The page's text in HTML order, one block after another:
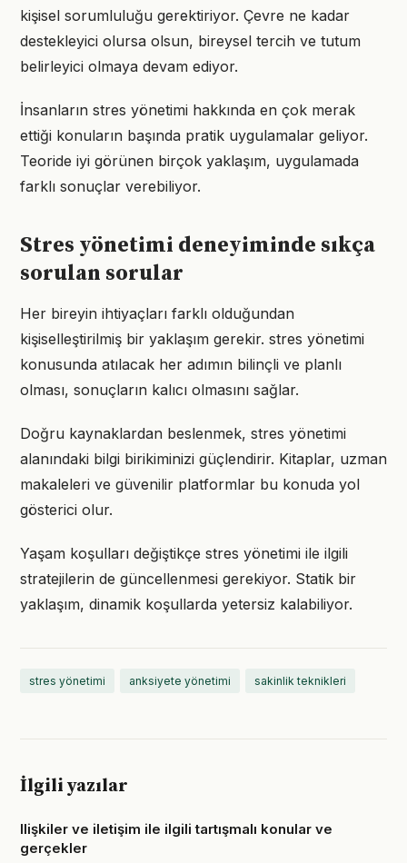
kişisel sorumluluğu gerektiriyor. Çevre ne kadar
destekleyici olursa olsun, bireysel tercih ve tutum
belirleyici olmaya devam ediyor.
İnsanların stres yönetimi hakkında en çok merak
ettiği konuların başında pratik uygulamalar geliyor.
Teoride iyi görünen birçok yaklaşım, uygulamada
farklı sonuçlar verebiliyor.
Stres yönetimi deneyiminde sıkça
sorulan sorular
Her bireyin ihtiyaçları farklı olduğundan
kişiselleştirilmiş bir yaklaşım gerekir. stres yönetimi
konusunda atılacak her adımın bilinçli ve planlı
olması, sonuçların kalıcı olmasını sağlar.
Doğru kaynaklardan beslenmek, stres yönetimi
alanındaki bilgi birikiminizi güçlendirir. Kitaplar, uzman
makaleleri ve güvenilir platformlar bu konuda yol
gösterici olur.
Yaşam koşulları değiştikçe stres yönetimi ile ilgili
stratejilerin de güncellenmesi gerekiyor. Statik bir
yaklaşım, dinamik koşullarda yetersiz kalabiliyor.
stres yönetimi anksiyete yönetimi sakinlik teknikleri
İlgili yazılar
Ilişkiler ve iletişim ile ilgili tartışmalı konular ve
gerçekler